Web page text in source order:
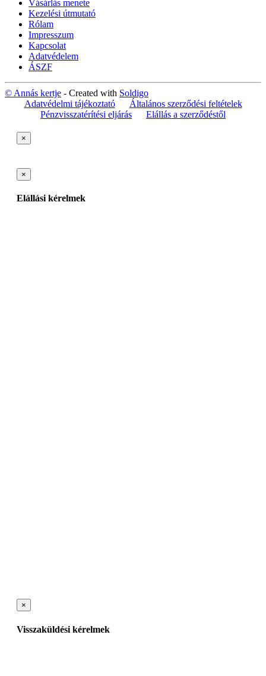
Vásárlás menete
Kezelési útmutató
Rólam
Impresszum
Kapcsolat
Adatvédelem
ÁSZF
© Annás kertje - Created with Soldigo
Adatvédelmi tájékoztató
Általános szerződési feltételek
Pénzvisszatérítési eljárás
Elállás a szerződéstől
×
×
Elállási kérelmek
×
Visszaküldési kérelmek